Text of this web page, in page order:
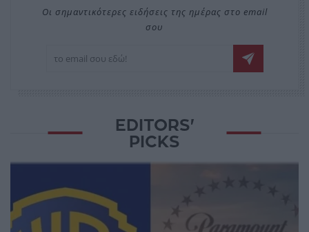
Οι σημαντικότερες ειδήσεις της ημέρας στο email
σου
EDITORS'
PICKS